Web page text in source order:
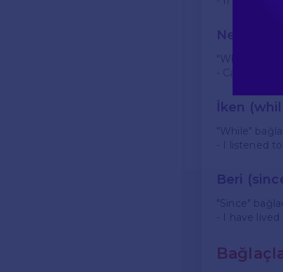
Ne
"When"
- Call me
İken
"While"
- I listened
Beri
"Since"
- I have lived